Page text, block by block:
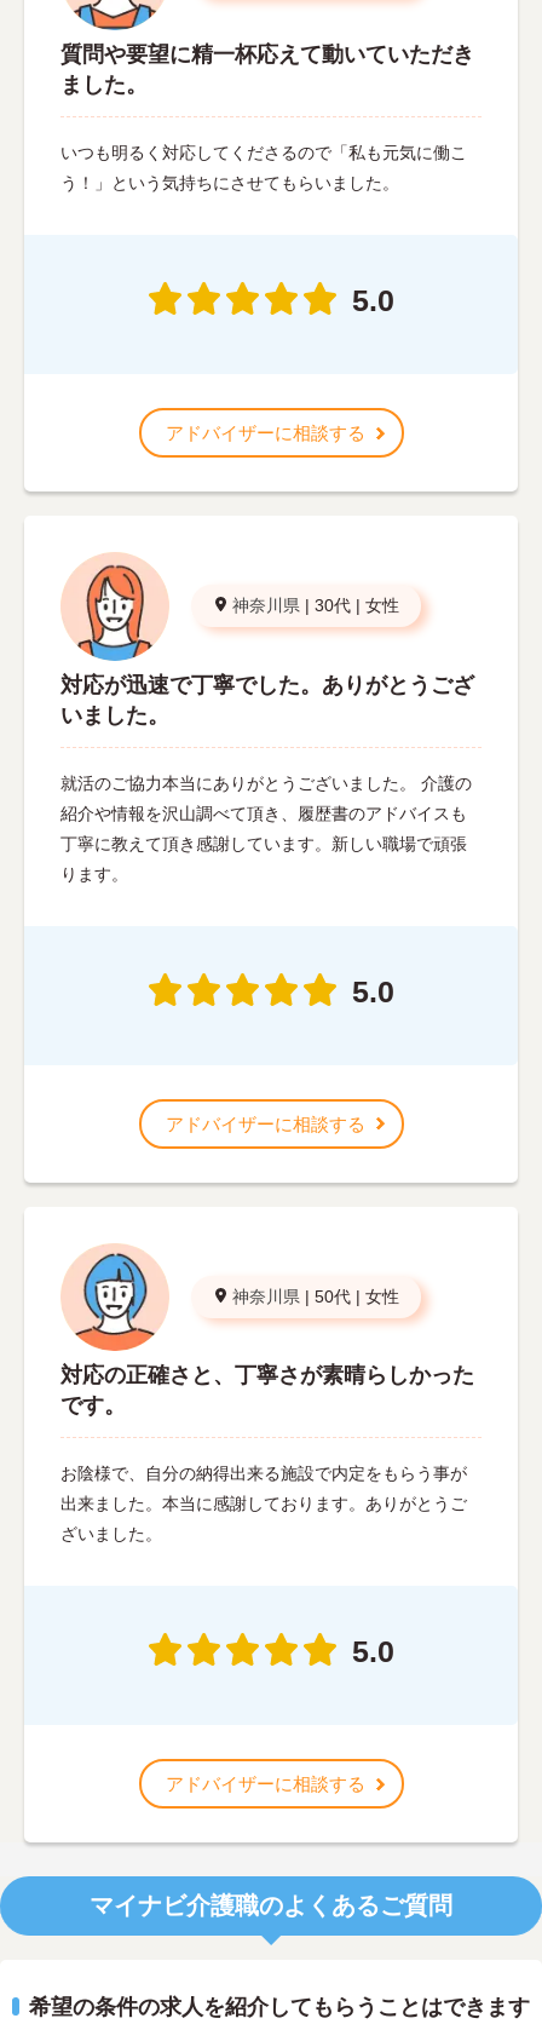
質問や要望に精一杯応えて動いていただき
ました。
いつも明るく対応してくださるので「私も元気に働こ
う！」という気持ちにさせてもらいました。
5.0
アドバイザーに相談する
神奈川県 | 30代 | 女性
対応が迅速で丁寧でした。ありがとうござ
いました。
就活のご協力本当にありがとうございました。 介護の
紹介や情報を沢山調べて頂き、履歴書のアドバイスも
丁寧に教えて頂き感謝しています。新しい職場で頑張
ります。
5.0
アドバイザーに相談する
神奈川県 | 50代 | 女性
対応の正確さと、丁寧さが素晴らしかった
です。
お陰様で、自分の納得出来る施設で内定をもらう事が
出来ました。本当に感謝しております。ありがとうご
ざいました。
5.0
アドバイザーに相談する
マイナビ介護職のよくあるご質問
希望の条件の求人を紹介してもらうことはできます